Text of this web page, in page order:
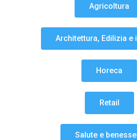
Agricoltura
Architettura, Edilizia e
Horeca
Retail
Salute e